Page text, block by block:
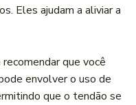
Eles ajudam a aliviar a
que você
envolver o uso de
que o tendão se